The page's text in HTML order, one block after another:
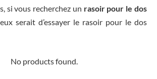
si vous recherchez un rasoir pour le dos
serait d’essayer le rasoir pour le dos
No products found.